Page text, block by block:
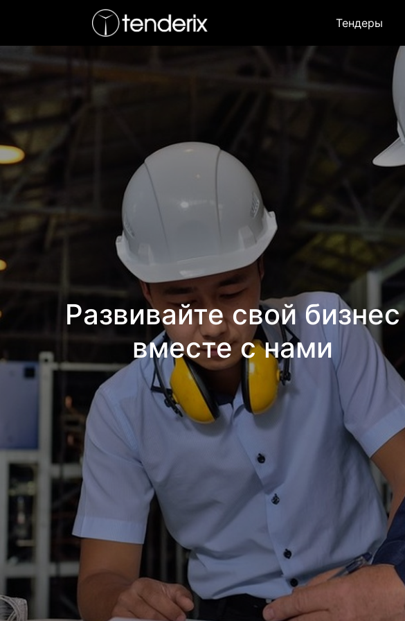
Тендеры
Развивайте свой бизнес
вместе с нами